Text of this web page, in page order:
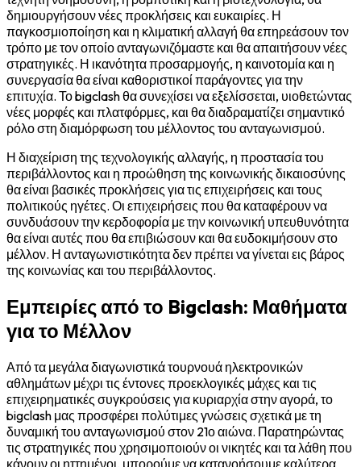
δημιουργήσουν νέες προκλήσεις και ευκαιρίες. Η
παγκοσμιοποίηση και η κλιματική αλλαγή θα επηρεάσουν τον
τρόπο με τον οποίο ανταγωνιζόμαστε και θα απαιτήσουν νέες
στρατηγικές. Η ικανότητα προσαρμογής, η καινοτομία και η
συνεργασία θα είναι καθοριστικοί παράγοντες για την
επιτυχία. Το bigclash θα συνεχίσει να εξελίσσεται, υιοθετώντας
νέες μορφές και πλατφόρμες, και θα διαδραματίζει σημαντικό
ρόλο στη διαμόρφωση του μέλλοντος του ανταγωνισμού.
Η διαχείριση της τεχνολογικής αλλαγής, η προστασία του
περιβάλλοντος και η προώθηση της κοινωνικής δικαιοσύνης
θα είναι βασικές προκλήσεις για τις επιχειρήσεις και τους
πολιτικούς ηγέτες. Οι επιχειρήσεις που θα καταφέρουν να
συνδυάσουν την κερδοφορία με την κοινωνική υπευθυνότητα
θα είναι αυτές που θα επιβιώσουν και θα ευδοκιμήσουν στο
μέλλον. Η ανταγωνιστικότητα δεν πρέπει να γίνεται εις βάρος
της κοινωνίας και του περιβάλλοντος.
Εμπειρίες από το Bigclash: Μαθήματα
για το Μέλλον
Από τα μεγάλα διαγωνιστικά τουρνουά ηλεκτρονικών
αθλημάτων μέχρι τις έντονες προεκλογικές μάχες και τις
επιχειρηματικές συγκρούσεις για κυριαρχία στην αγορά, το
bigclash μας προσφέρει πολύτιμες γνώσεις σχετικά με τη
δυναμική του ανταγωνισμού στον 21ο αιώνα. Παρατηρώντας
τις στρατηγικές που χρησιμοποιούν οι νικητές και τα λάθη που
κάνουν οι ηττημένοι, μπορούμε να κατανοήσουμε καλύτερα